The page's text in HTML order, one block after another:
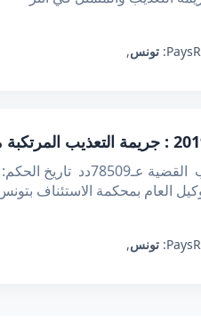
Pays: تونس,
2018/06/13 طعنا في القرار الصادر عن دائرة
Pays: تونس,